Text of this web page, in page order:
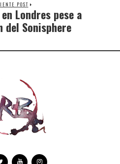
POST
Londres pese a
del Sonisphere